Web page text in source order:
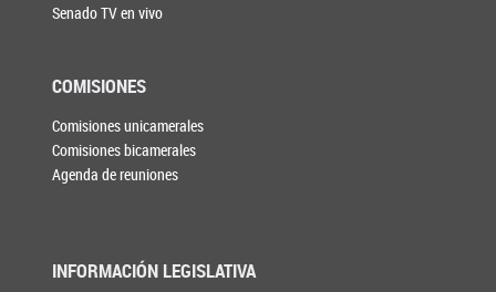
Senado TV en vivo
COMISIONES
Comisiones unicamerales
Comisiones bicamerales
Agenda de reuniones
INFORMACIÓN LEGISLATIVA